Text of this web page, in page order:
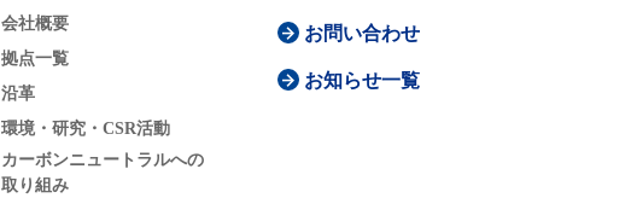
会社概要
拠点一覧
沿革
環境・研究・CSR活動
カーボンニュートラルへの
取り組み
お問い合わせ
お知らせ一覧